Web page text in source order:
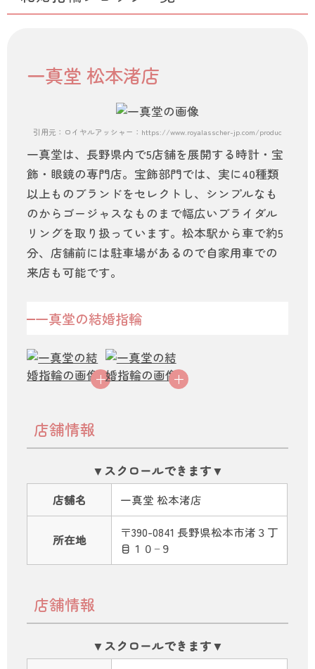
一真堂 松本渚店
引用元：ロイヤルアッシャー：https://www.royalasscher-jp.com/products/
一真堂は、長野県内で5店舗を展開する時計・宝
飾・眼鏡の専門店。宝飾部門では、実に40種類
以上ものブランドをセレクトし、シンプルなも
のからゴージャスなものまで幅広いブライダル
リングを取り扱っています。松本駅から車で約5
分、店舗前には駐車場があるので自家用車での
来店も可能です。
一真堂の結婚指輪
店舗情報
店舗名 一真堂 松本渚店
所在地
〒390-0841 長野県松本市渚３丁
目１０−９
店舗情報